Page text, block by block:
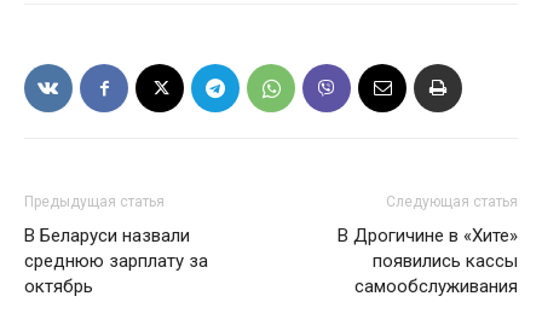
Газета
Предыдущая статья
В Беларуси назвали
среднюю зарплату за
октябрь
Следующая статья
В Дрогичине в «Хите»
появились кассы
самообслуживания